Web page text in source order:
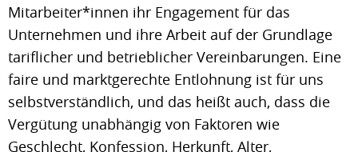
Mitarbeiter*innen ihr Engagement für das
Unternehmen und ihre Arbeit auf der Grundlage
tariflicher und betrieblicher Vereinbarungen. Eine
faire und marktgerechte Entlohnung ist für uns
selbstverständlich, und das heißt auch, dass die
Vergütung unabhängig von Faktoren wie
Geschlecht, Konfession, Herkunft, Alter,